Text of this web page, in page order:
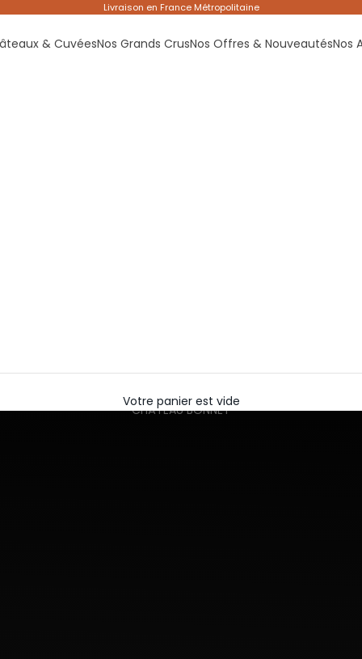
Livraison en France Métropolitaine
& CuvéesNos Grands CrusNos Offres & NouveautésNos
Votre panier est vide
CHÂTEAU BONNET